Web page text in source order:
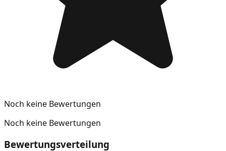
Noch keine Bewertungen
Noch keine Bewertungen
Bewertungsverteilung